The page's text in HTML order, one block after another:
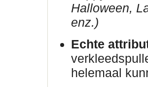
Halloween,
enz.)
Echte
helemaal